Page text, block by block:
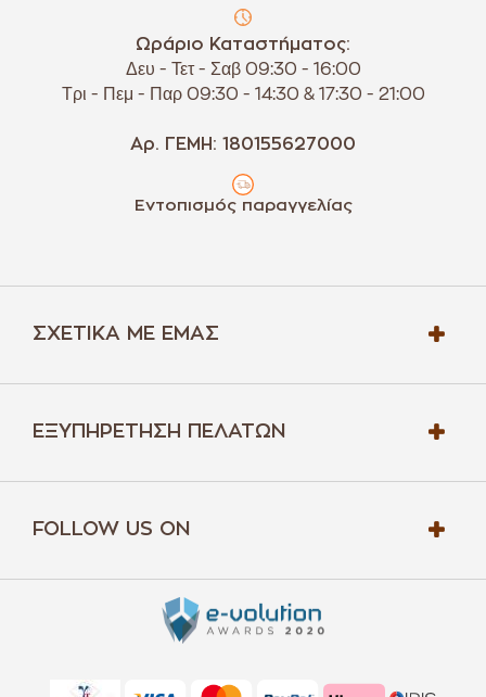
Ωράριο Καταστήματος:
Δευ - Τετ - Σαβ 09:30 - 16:00
Τρι - Πεμ - Παρ 09:30 - 14:30 & 17:30 - 21:00
Αρ. ΓΕΜΗ: 180155627000
Εντοπισμός παραγγελίας
ΣΧΕΤΙΚΆ ΜΕ ΕΜΆΣ
ΕΞΥΠΗΡΈΤΗΣΗ ΠΕΛΑΤΏΝ
FOLLOW US ON